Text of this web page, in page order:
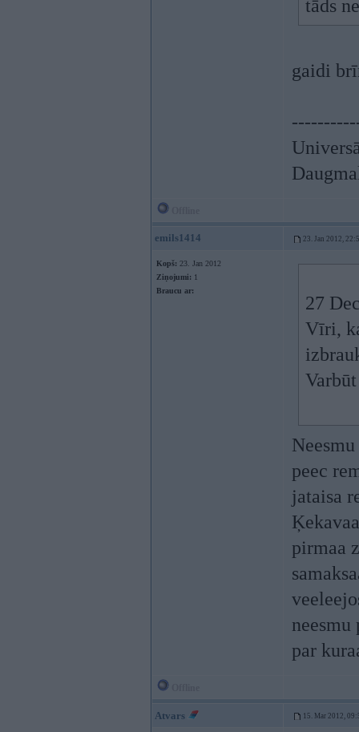
tāds
gaidi
emils1414 23. Jan 2012,
Kopš: 23. Jan 2012
Ziņojumi: 1
Braucu ar:
27
Vīri,
peec
jataisa
pirmaa
par
Atvars 15. Mar 2012,